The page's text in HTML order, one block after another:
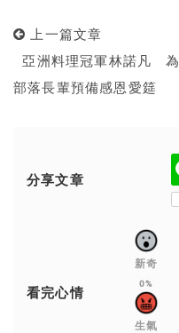
上一篇文章
亞洲料理冠軍林諾凡 為
部落長輩預備感恩愛筵
分享文章
看完心情
新奇
0%
生氣